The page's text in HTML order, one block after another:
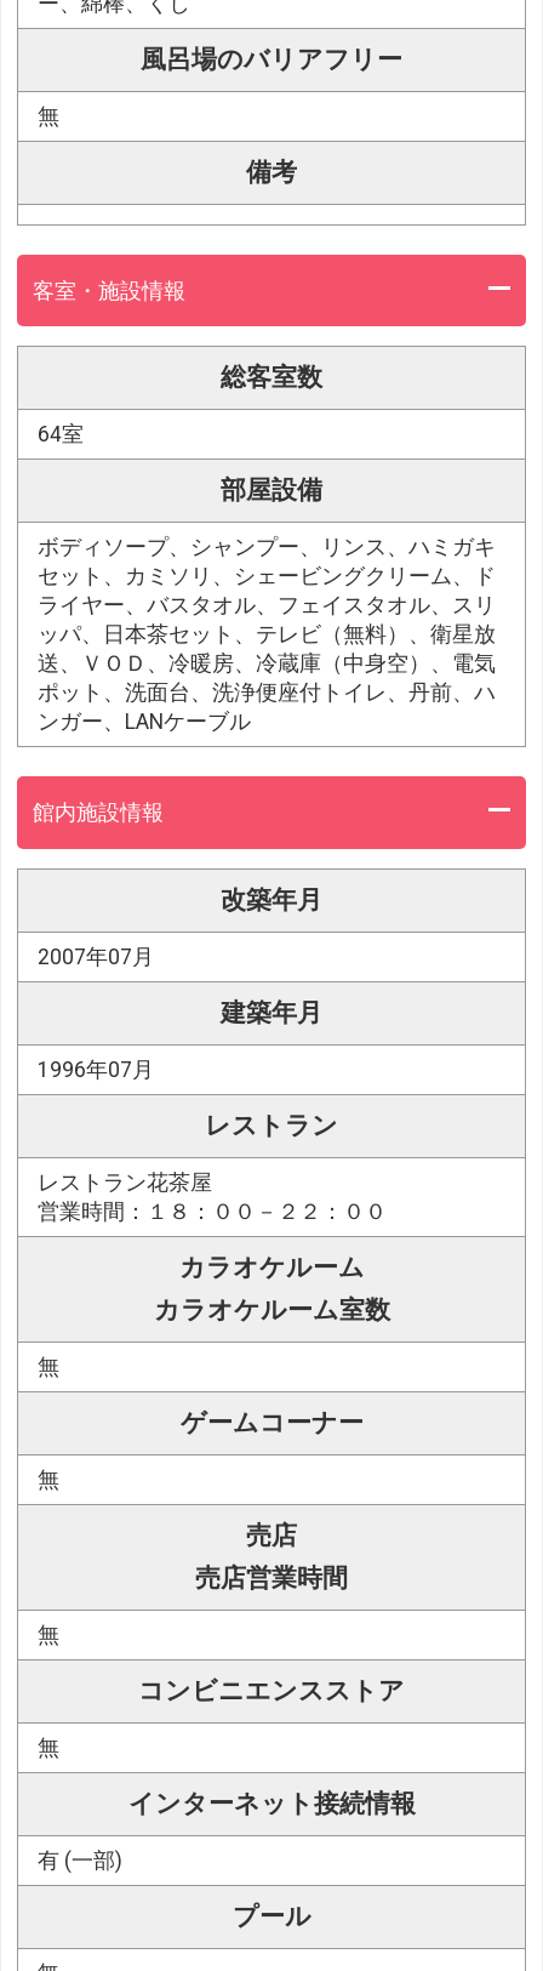
風呂場のバリアフリー
無
備考
客室・施設情報
総客室数
64室
部屋設備
ボディソープ、シャンプー、リンス、ハミガキ
セット、カミソリ、シェービングクリーム、ド
ライヤー、バスタオル、フェイスタオル、スリ
ッパ、日本茶セット、テレビ（無料）、衛星放
送、ＶＯＤ、冷暖房、冷蔵庫（中身空）、電気
ポット、洗面台、洗浄便座付トイレ、丹前、ハ
ンガー、LANケーブル
館内施設情報
改築年月
2007年07月
建築年月
1996年07月
レストラン
レストラン花茶屋
営業時間：１８：００－２２：００
カラオケルーム
カラオケルーム室数
無
ゲームコーナー
無
売店
売店営業時間
無
コンビニエンスストア
無
インターネット接続情報
有 (一部)
プール